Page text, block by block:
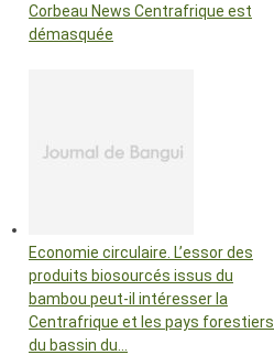
Corbeau News Centrafrique est
démasquée
Economie circulaire. L’essor des
produits biosourcés issus du
bambou peut-il intéresser la
Centrafrique et les pays forestiers
du bassin du…